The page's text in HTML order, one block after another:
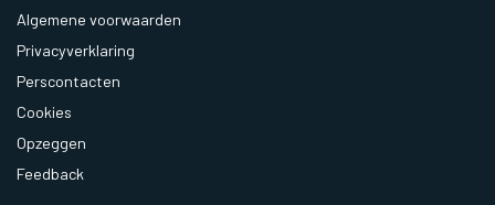
Algemene voorwaarden
Privacyverklaring
Perscontacten
Cookies
Opzeggen
Feedback